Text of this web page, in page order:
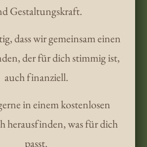
Gestaltungskraft.
dass wir gemeinsam einen
der für dich stimmig ist,
auch finanziell.
in einem kostenlosen
herausfinden, was für dich
passt.